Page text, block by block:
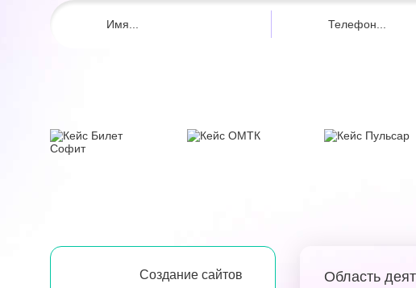
Создание сайтов Область